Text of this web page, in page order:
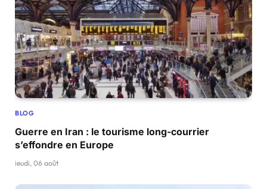
BLOG
Guerre en Iran : le tourisme long-courrier
s’effondre en Europe
jeudi, 06 août